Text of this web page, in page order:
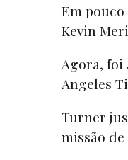
Em
Kevin
Agora, foi
Angeles
Turner
missão